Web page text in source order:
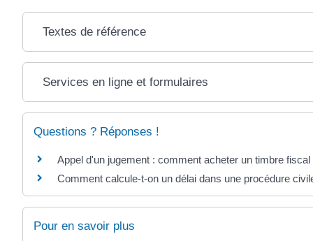
Textes de référence
Services en ligne et formulaires
Questions ? Réponses !
Appel d'un jugement : comment acheter un timbre fiscal
Comment calcule-t-on un délai dans une procédure
Pour en savoir plus